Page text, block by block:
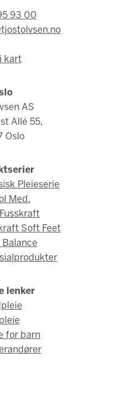
93 00
kart
AS
Allé 55,
Oslo
Pleieserie
Med.
Soft Feet
Balance
lenker
for barn